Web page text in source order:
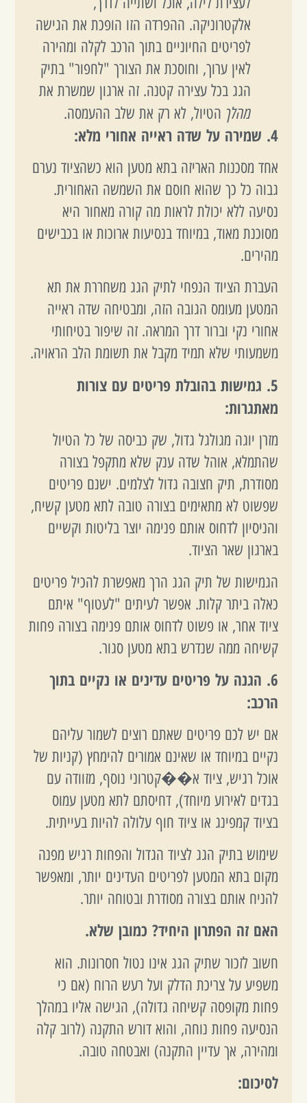
אלקטרוניקה. ההפרדה הזו הופכת את הגישה
לפריטים החיוניים בתוך הרכב לקלה ומהירה
לאין ערוך, וחוסכת את הצורך "לחפור" בתיק
הגג בכל עצירה קטנה. זה ארגון שמשרת את
מהלך הטיול, לא רק את שלב ההעמסה.
4. שמירה על שדה ראייה אחורי מלא:
אחד מסכנות האריזה בתא מטען הוא כשהציוד נערם
גבוה כל כך שהוא חוסם את השמשה האחורית.
נסיעה ללא יכולת לראות מה קורה מאחור היא
מסוכנת מאוד, במיוחד בנסיעות ארוכות או בכבישים
מהירים.
העברת הציוד הנפחי לתיק הגג משחררת את תא
המטען מעומס הגובה הזה, ומבטיחה שדה ראייה
אחורי נקי וברור דרך המראה. זה שיפור בטיחותי
משמעותי שלא תמיד מקבל את תשומת הלב הראויה.
5. גמישות בהובלת פריטים עם צורות
מאתגרות:
מזרן יוגה מגולגל גדול, שק כביסה של כל הטיול
שהתמלא, אוהל שדה ענק שלא מתקפל בצורה
מסודרת, תיק חצובה גדול לצלמים. ישנם פריטים
שפשוט לא מתאימים בצורה טובה לתא מטען קשיח,
והניסיון לדחוס אותם פנימה יוצר בליטות וקשיים
בארגון שאר הציוד.
הגמישות של תיק הגג הרך מאפשרת להכיל פריטים
כאלה ביתר קלות. אפשר לעיתים "לעטוף" איתם
ציוד אחר, או פשוט לדחוס אותם פנימה בצורה פחות
קשיחה ממה שנדרש בתא מטען סגור.
6. הגנה על פריטים עדינים או נקיים בתוך
הרכב:
אם יש לכם פריטים שאתם רוצים לשמור עליהם
נקיים במיוחד או שאינם אמורים להימחץ (קניות של
אוכל רגיש, ציוד א��קטרוני נוסף, מזוודה עם
בגדים לאירוע מיוחד), דחיסתם לתא מטען עמוס
בציוד קמפינג או ציוד חוף עלולה להיות בעייתית.
שימוש בתיק הגג לציוד הגדול והפחות רגיש מפנה
מקום בתא המטען לפריטים העדינים יותר, ומאפשר
להניח אותם בצורה מסודרת ובטוחה יותר.
האם זה הפתרון היחיד? כמובן שלא.
חשוב לזכור שתיק הגג אינו נטול חסרונות. הוא
משפיע על צריכת הדלק ועל רעש הרוח (אם כי
פחות מקופסה קשיחה גדולה), הגישה אליו במהלך
הנסיעה פחות נוחה, והוא דורש התקנה (לרוב קלה
ומהירה, אך עדיין התקנה) ואבטחה טובה.
לסיכום: